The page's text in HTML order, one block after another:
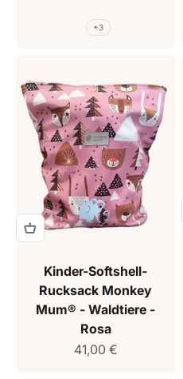
Rosa
+3
Kinder-Softshell-
Rucksack Monkey
Mum® - Waldtiere -
Rosa
Verkaufspreis
41,00 €